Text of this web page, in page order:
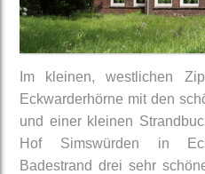
Im kleinen, westlichen
Eckwarderhörne mit den
und einer kleinen
Hof Simswürden in
Badestrand drei sehr